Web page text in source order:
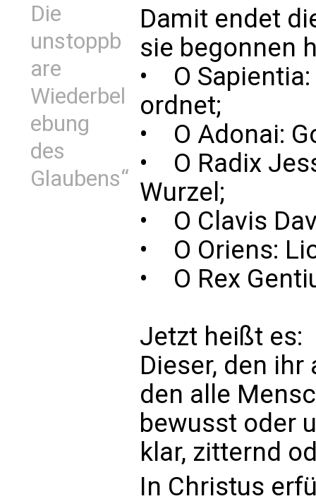
Die
unstoppb
are
Wiederbel
ebung
des
Glaubens“
Damit endet
sie begonnen
• O Sapientia:
ordnet;
• O Adonai:
• O Radix
Wurzel;
• O Clavis
• O Oriens:
• O Rex
Jetzt heißt es:
Dieser, den
den alle
bewusst oder
klar, zitternd
In Christus